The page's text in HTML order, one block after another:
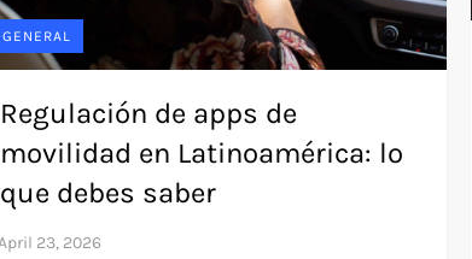
GENERAL
Regulación de apps de
movilidad en Latinoamérica: lo
que debes saber